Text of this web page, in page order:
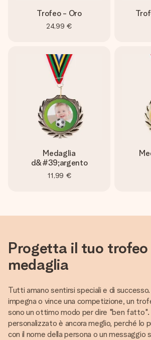
Trofeo - Oro
24,99 €
Medaglia
d&#39;argento
11,99 €
Progetta il tuo trofeo
medaglia
Tutti amano sentirsi speciali e di
impegna o vince una competizione, un
sono un ottimo modo per dire "ben fatto".
personalizzato è ancora meglio, perché lo
con il nome della persona o un messaggio